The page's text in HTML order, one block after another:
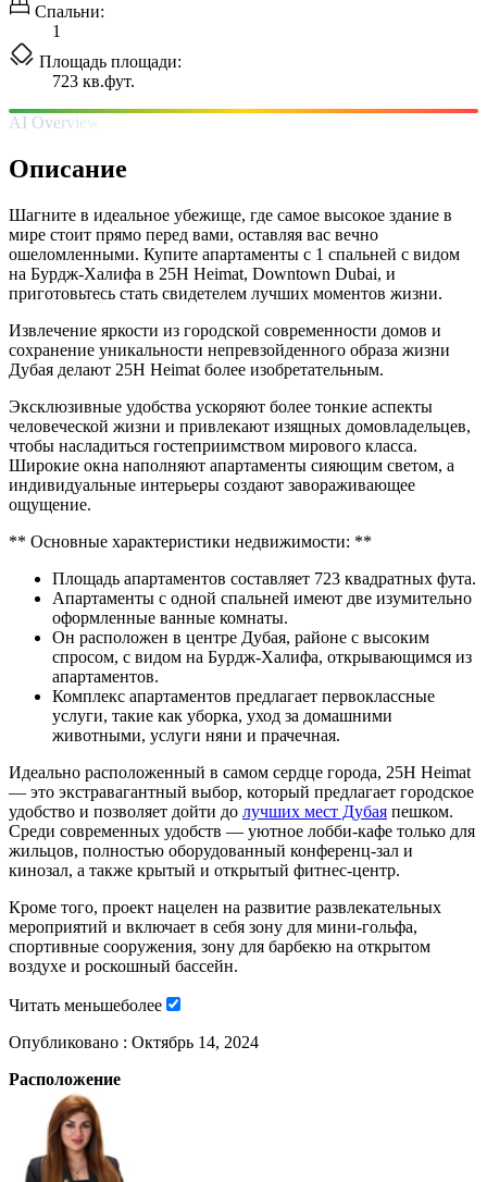
Спальни:
1
Площадь площади:
723 кв.фут.
AI Overview
Описание
Шагните в идеальное убежище, где самое высокое здание в
мире стоит прямо перед вами, оставляя вас вечно
ошеломленными. Купите апартаменты с 1 спальней с видом
на Бурдж-Халифа в 25H Heimat, Downtown Dubai, и
приготовьтесь стать свидетелем лучших моментов жизни.
Извлечение яркости из городской современности домов и
сохранение уникальности непревзойденного образа жизни
Дубая делают 25H Heimat более изобретательным.
Эксклюзивные удобства ускоряют более тонкие аспекты
человеческой жизни и привлекают изящных домовладельцев,
чтобы насладиться гостеприимством мирового класса.
Широкие окна наполняют апартаменты сияющим светом, а
индивидуальные интерьеры создают завораживающее
ощущение.
** Основные характеристики недвижимости: **
Площадь апартаментов составляет 723 квадратных фута.
Апартаменты с одной спальней имеют две изумительно
оформленные ванные комнаты.
Он расположен в центре Дубая, районе с высоким
спросом, с видом на Бурдж-Халифа, открывающимся из
апартаментов.
Комплекс апартаментов предлагает первоклассные
услуги, такие как уборка, уход за домашними
животными, услуги няни и прачечная.
Идеально расположенный в самом сердце города, 25H Heimat
— это экстравагантный выбор, который предлагает городское
удобство и позволяет дойти до лучших мест Дубая пешком.
Среди современных удобств — уютное лобби-кафе только для
жильцов, полностью оборудованный конференц-зал и
кинозал, а также крытый и открытый фитнес-центр.
Кроме того, проект нацелен на развитие развлекательных
мероприятий и включает в себя зону для мини-гольфа,
спортивные сооружения, зону для барбекю на открытом
воздухе и роскошный бассейн.
Читать меньшеболее
Опубликовано : Октябрь 14, 2024
Расположение